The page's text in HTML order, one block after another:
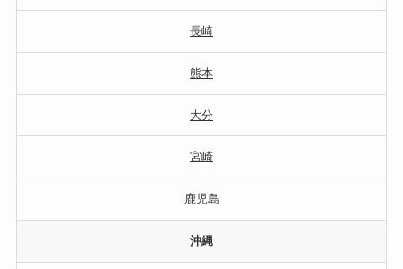
長崎
熊本
大分
宮崎
鹿児島
沖縄